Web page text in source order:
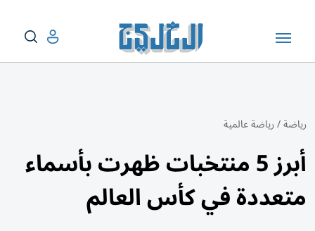
رياضة/رياضة عالمية
أبرز 5 منتخبات ظهرت بأسماء
متعددة في كأس العالم